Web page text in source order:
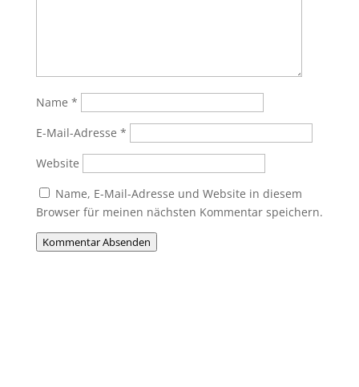
Name *
E-Mail-Adresse *
Website
Name, E-Mail-Adresse und Website in diesem
Browser für meinen nächsten Kommentar speichern.
Kommentar Absenden